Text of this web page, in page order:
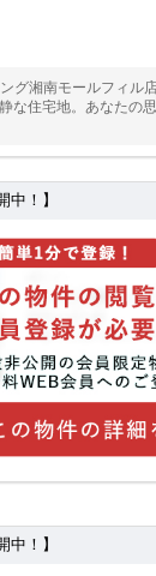
グ湘南モールフィル
な住宅地。あなたの
中！】
中！】